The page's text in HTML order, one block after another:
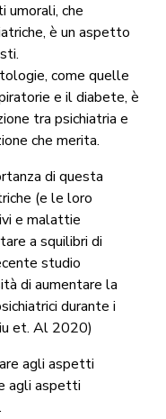
umorali, che
è un aspetto
come quelle
e il diabete, è
tra psichiatria e
che merita.
di questa
(e le loro
e malattie
a squilibri di
studio
di aumentare la
durante i
et. Al 2020)
agli aspetti
agli aspetti